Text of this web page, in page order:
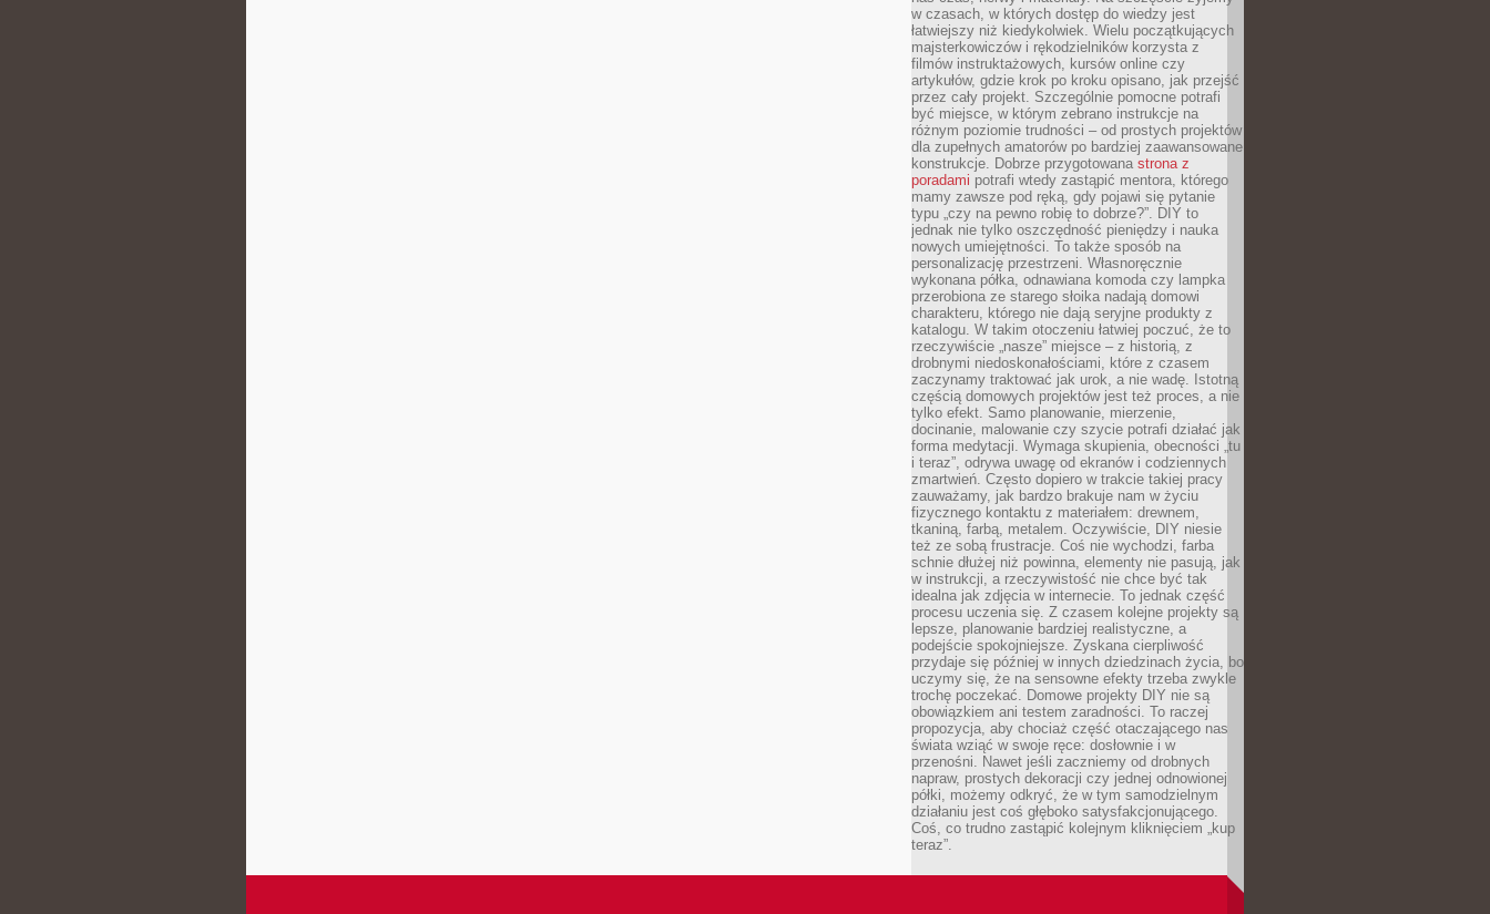
w czasach, w których dostęp do wiedzy jest
łatwiejszy niż kiedykolwiek. Wielu początkujących
majsterkowiczów i rękodzielników korzysta z
filmów instruktażowych, kursów online czy
artykułów, gdzie krok po kroku opisano, jak przejść
przez cały projekt. Szczególnie pomocne potrafi
być miejsce, w którym zebrano instrukcje na
różnym poziomie trudności – od prostych projektów
dla zupełnych amatorów po bardziej zaawansowane
konstrukcje. Dobrze przygotowana strona z
poradami potrafi wtedy zastąpić mentora, którego
mamy zawsze pod ręką, gdy pojawi się pytanie
typu „czy na pewno robię to dobrze?”. DIY to
jednak nie tylko oszczędność pieniędzy i nauka
nowych umiejętności. To także sposób na
personalizację przestrzeni. Własnoręcznie
wykonana półka, odnawiana komoda czy lampka
przerobiona ze starego słoika nadają domowi
charakteru, którego nie dają seryjne produkty z
katalogu. W takim otoczeniu łatwiej poczuć, że to
rzeczywiście „nasze” miejsce – z historią, z
drobnymi niedoskonałościami, które z czasem
zaczynamy traktować jak urok, a nie wadę. Istotną
częścią domowych projektów jest też proces, a nie
tylko efekt. Samo planowanie, mierzenie,
docinanie, malowanie czy szycie potrafi działać jak
forma medytacji. Wymaga skupienia, obecności „tu
i teraz”, odrywa uwagę od ekranów i codziennych
zmartwień. Często dopiero w trakcie takiej pracy
zauważamy, jak bardzo brakuje nam w życiu
fizycznego kontaktu z materiałem: drewnem,
tkaniną, farbą, metalem. Oczywiście, DIY niesie
też ze sobą frustracje. Coś nie wychodzi, farba
schnie dłużej niż powinna, elementy nie pasują, jak
w instrukcji, a rzeczywistość nie chce być tak
idealna jak zdjęcia w internecie. To jednak część
procesu uczenia się. Z czasem kolejne projekty są
lepsze, planowanie bardziej realistyczne, a
podejście spokojniejsze. Zyskana cierpliwość
przydaje się później w innych dziedzinach życia, bo
uczymy się, że na sensowne efekty trzeba zwykle
trochę poczekać. Domowe projekty DIY nie są
obowiązkiem ani testem zaradności. To raczej
propozycja, aby chociaż część otaczającego nas
świata wziąć w swoje ręce: dosłownie i w
przenośni. Nawet jeśli zaczniemy od drobnych
napraw, prostych dekoracji czy jednej odnowionej
półki, możemy odkryć, że w tym samodzielnym
działaniu jest coś głęboko satysfakcjonującego.
Coś, co trudno zastąpić kolejnym kliknięciem „kup
teraz”.